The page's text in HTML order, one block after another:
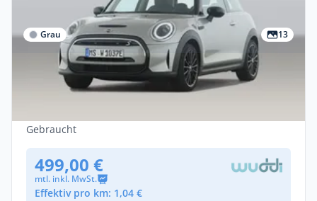
Grau 13
Privat & Gewerbe
MINI Cooper SE 3-Türer Premium Plus
Gebraucht
499,00 €
mtl. inkl. MwSt.
Effektiv pro km: 1,04 €